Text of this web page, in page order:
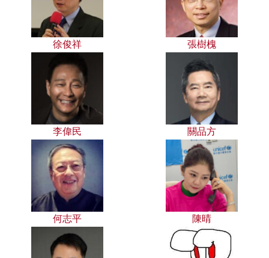
徐俊祥 張樹槐
李偉民 關品方
何志平 陳晴